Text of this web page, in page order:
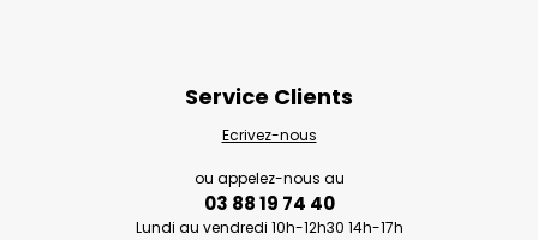
Service Clients
Ecrivez-nous
ou appelez-nous au
03 88 19 74 40
Lundi au vendredi 10h-12h30 14h-17h